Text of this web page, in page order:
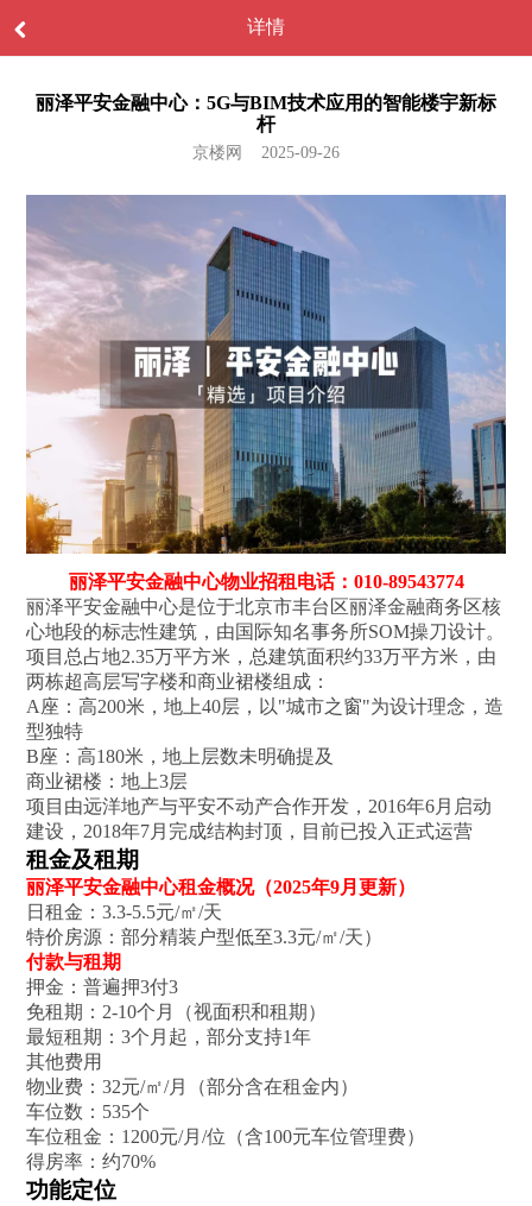
详情
丽泽平安金融中心：5G与BIM技术应用的智能楼宇新标
杆
京楼网 2025-09-26
丽泽平安金融中心物业招租电话：010-89543774
丽泽平安金融中心是位于北京市丰台区丽泽金融商务区核
心地段的标志性建筑，由国际知名事务所SOM操刀设计。
项目总占地2.35万平方米，总建筑面积约33万平方米，由
两栋超高层写字楼和商业裙楼组成：
A座‌：高200米，地上40层，以"城市之窗"为设计理念，造
型独特
B座‌：高180米，地上层数未明确提及
商业裙楼‌：地上3层
项目由远洋地产与平安不动产合作开发，2016年6月启动
建设，2018年7月完成结构封顶，目前已投入正式运营‌
租金及租期
丽泽平安金融中心租金概况（2025年9月更新）
日租金‌：3.3-5.5元/㎡/天
特价房源‌：部分精装户型低至3.3元/㎡/天）
付款与租期
押金：普遍押3付3
免租期：2-10个月（视面积和租期）
最短租期：3个月起，部分支持1年
其他费用
物业费：32元/㎡/月（部分含在租金内）
车位数：535个
车位租金：1200元/月/位（含100元车位管理费）
得房率：约70%
功能定位